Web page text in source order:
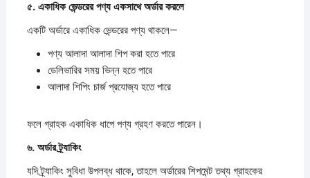
৫. একাধিকভেন্ডরেরপণ্যএকসাথেঅর্ডারকরলে
একটি অর্ডারে একাধিক ভেন্ডরের পণ্য থাকলে—
পণ্য আলাদা আলাদা শিপ করা হতে পারে
ডেলিভারির সময় ভিন্ন হতে পারে
আলাদা শিপিং চার্জ প্রযোজ্য হতে পারে
ফলে গ্রাহক একাধিক ধাপে পণ্য গ্রহণ করতে পারেন।
৬. অর্ডারট্র্যাকিং
যদি ট্র্যাকিং সুবিধা উপলব্ধ থাকে, তাহলে অর্ডারের শিপমেন্ট তথ্য গ্রাহকের